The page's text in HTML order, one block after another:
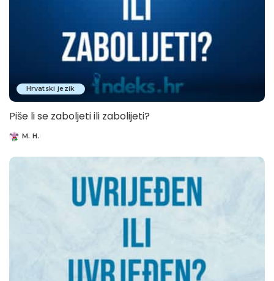
Hrvatski jezik
Piše li se zaboljeti ili zabolijeti?
Posted
M. H.